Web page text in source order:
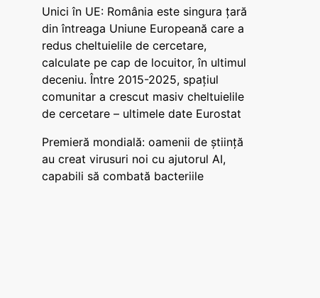
Unici în UE: România este singura țară
din întreaga Uniune Europeană care a
redus cheltuielile de cercetare,
calculate pe cap de locuitor, în ultimul
deceniu. Între 2015-2025, spațiul
comunitar a crescut masiv cheltuielile
de cercetare – ultimele date Eurostat
Premieră mondială: oamenii de știință
au creat virusuri noi cu ajutorul AI,
capabili să combată bacteriile